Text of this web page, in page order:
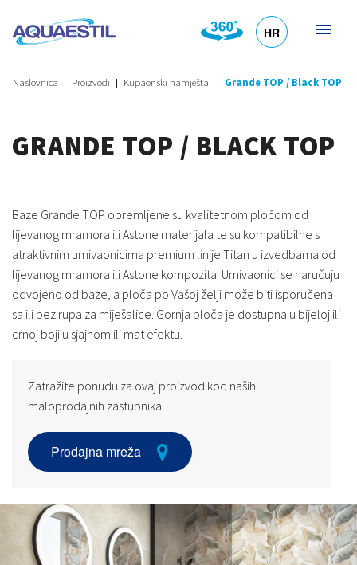
HR
Naslovnica Proizvodi Kupaonski namještaj Grande TOP / Black TOP
GRANDE TOP / BLACK TOP
Baze Grande TOP opremljene su kvalitetnom pločom od
lijevanog mramora ili Astone materijala te su kompatibilne s
atraktivnim umivaonicima premium linije Titan u izvedbama od
lijevanog mramora ili Astone kompozita. Umivaonici se naručuju
odvojeno od baze, a ploča po Vašoj želji može biti isporučena
sa ili bez rupa za miješalice. Gornja ploča je dostupna u bijeloj ili
crnoj boji u sjajnom ili mat efektu.
Zatražite ponudu za ovaj proizvod kod naših
maloprodajnih zastupnika
Prodajna mreža